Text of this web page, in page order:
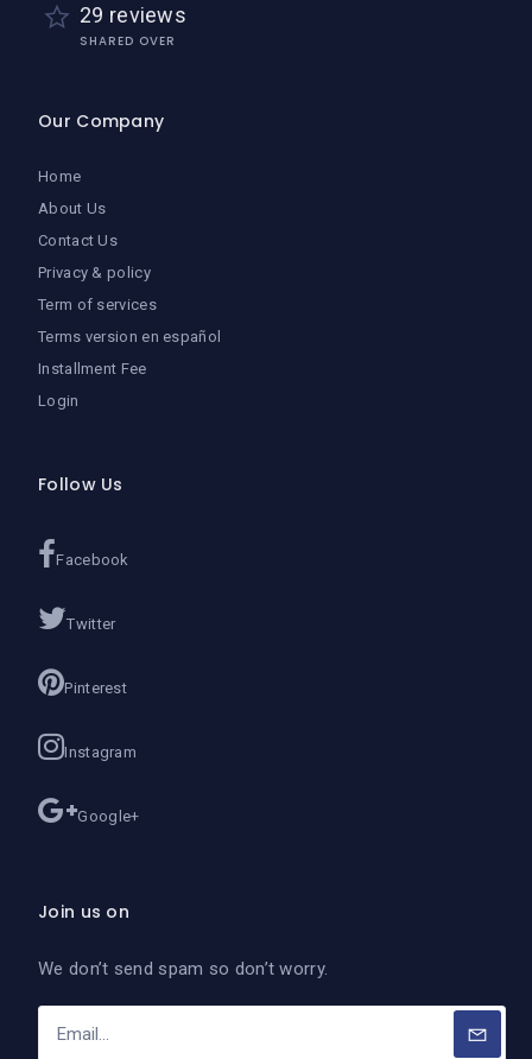
29 reviews
SHARED OVER
Our Company
Home
About Us
Contact Us
Privacy & policy
Term of services
Terms version en español
Installment Fee
Login
Follow Us
Facebook
Twitter
Pinterest
Instagram
Google+
Join us on
We don’t send spam so don’t worry.